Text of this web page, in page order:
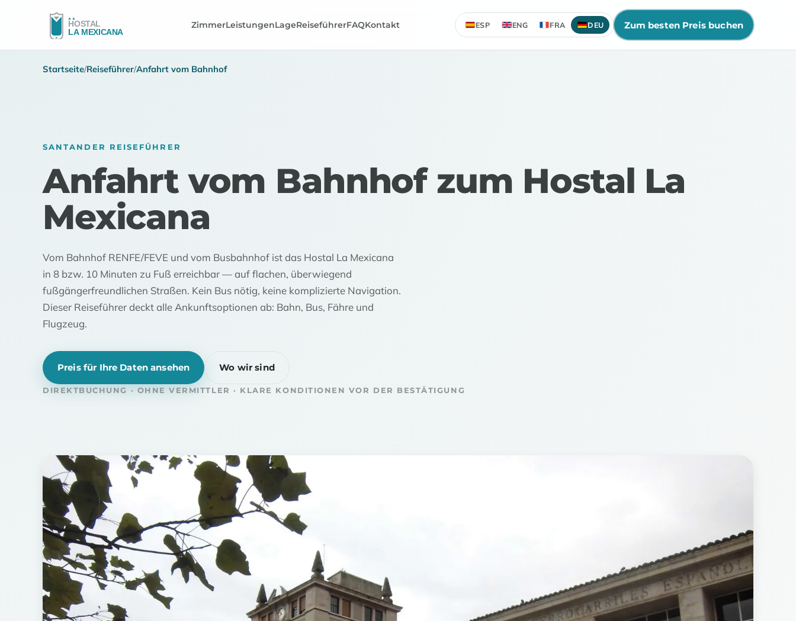
ZimmerLeistungenLageReiseführerFAQKontakt ESP ENG FRA DEU Zum besten Preis buchen
Startseite/Reiseführer/Anfahrt vom Bahnhof
SANTANDER REISEFÜHRER
Anfahrt vom Bahnhof zum Hostal La
Mexicana
Vom Bahnhof RENFE/FEVE und vom Busbahnhof ist das Hostal La Mexicana
in 8 bzw. 10 Minuten zu Fuß erreichbar — auf flachen, überwiegend
fußgängerfreundlichen Straßen. Kein Bus nötig, keine komplizierte Navigation.
Dieser Reiseführer deckt alle Ankunftsoptionen ab: Bahn, Bus, Fähre und
Flugzeug.
Preis für Ihre Daten ansehen Wo wir sind
DIREKTBUCHUNG · OHNE VERMITTLER · KLARE KONDITIONEN VOR DER BESTÄTIGUNG